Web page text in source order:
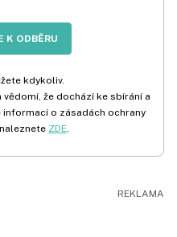
K ODBĚRU
kdykoliv.
že dochází ke sbírání a
o zásadách ochrany
ZDE.